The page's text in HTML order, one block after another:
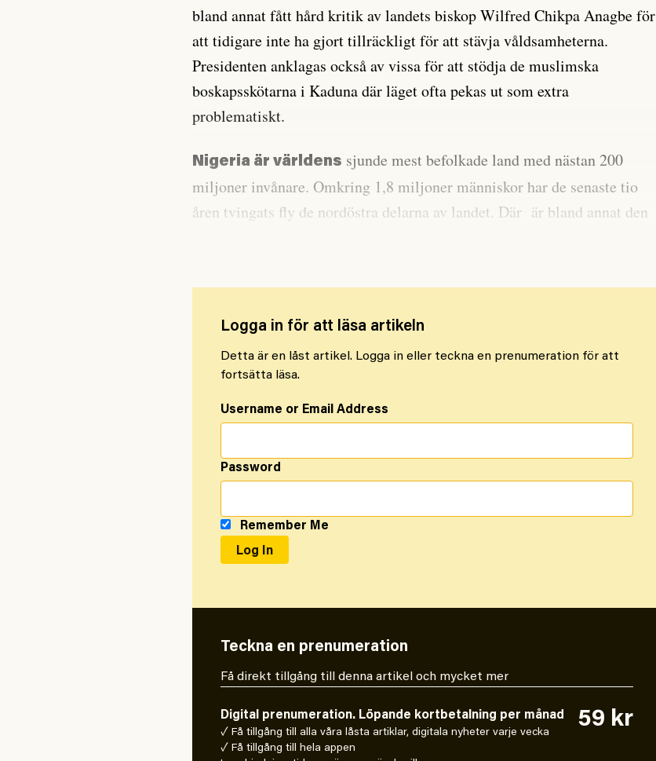
bland annat fått hård kritik av landets biskop Wilfred Chikpa Anagbe för
att tidigare inte ha gjort tillräckligt för att stävja våldsamheterna.
Presidenten anklagas också av vissa för att stödja de muslimska
boskapsskötarna i Kaduna där läget ofta pekas ut som extra
problematiskt.
Nigeria är världens sjunde mest befolkade land med nästan 200
miljoner invånare. Omkring 1,8 miljoner människor har de senaste tio
åren tvingats fly de nordöstra delarna av landet. Där är bland annat den
Logga in för att läsa artikeln
Detta är en låst artikel. Logga in eller teckna en prenumeration för att
fortsätta läsa.
Username or Email Address
Password
Remember Me
Teckna en prenumeration
Få direkt tillgång till denna artikel och mycket mer
Digital prenumeration. Löpande kortbetalning per månad
✓ Få tillgång till alla våra låsta artiklar, digitala nyheter varje vecka
✓ Få tillgång till hela appen
59 kr